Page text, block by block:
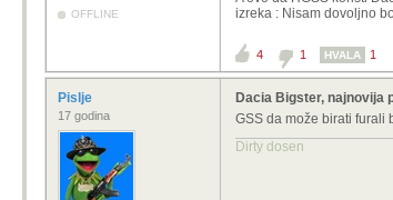
OFFLINE
izreka : Nisam dovoljno
4 1 HVALA 1
Pislje
17 godina
Dacia Bigster, najnovija
GSS da može birati furali
Dirty dosen